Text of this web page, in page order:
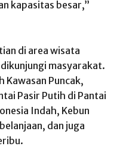
kapasitas besar,”
di area wisata
masyarakat.
Kawasan Puncak,
Pasir Putih di Pantai
Indah, Kebun
dan juga